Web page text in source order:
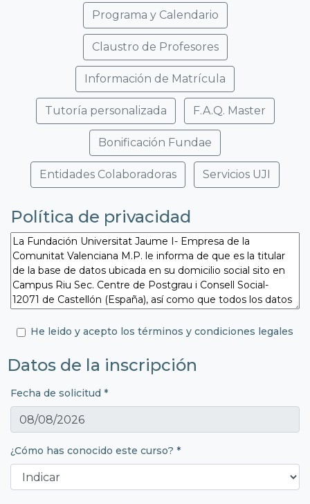
Programa y Calendario
Claustro de Profesores
Información de Matrícula
Tutoría personalizada F.A.Q. Master
Bonificación Fundae
Entidades Colaboradoras Servicios UJI
Política de privacidad
He leido y acepto los términos y condiciones legales
Datos de la inscripción
Fecha de solicitud *
¿Cómo has conocido este curso? *